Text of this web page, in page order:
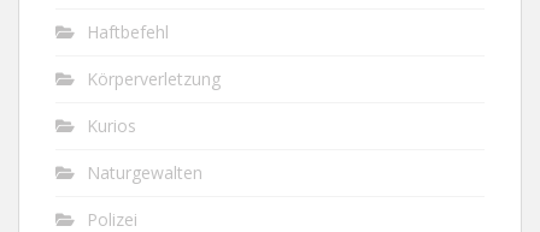
Haftbefehl
Körperverletzung
Kurios
Naturgewalten
Polizei